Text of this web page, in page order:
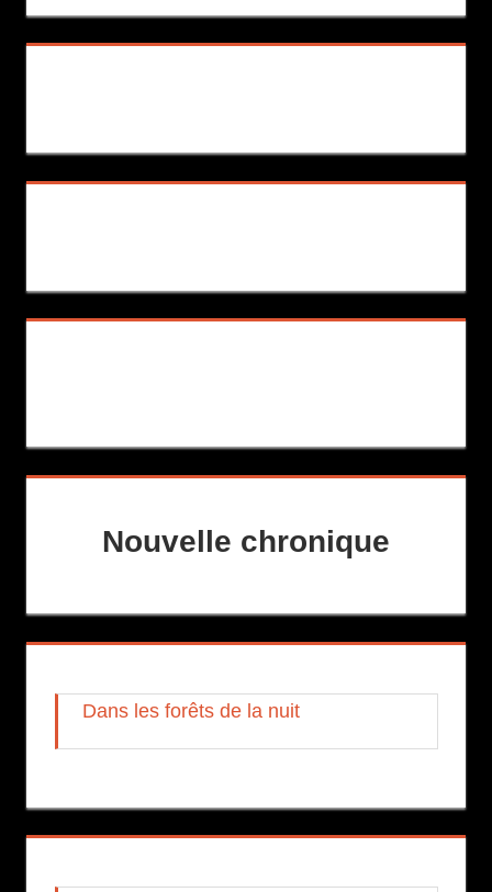
Nouvelle chronique
Dans les forêts de la nuit